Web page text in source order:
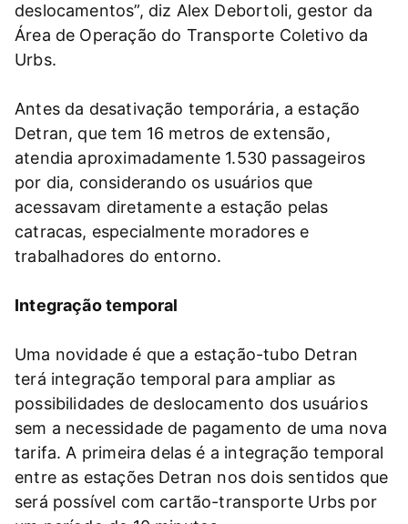
deslocamentos”, diz Alex Debortoli, gestor da
Área de Operação do Transporte Coletivo da
Urbs.
Antes da desativação temporária, a estação
Detran, que tem 16 metros de extensão,
atendia aproximadamente 1.530 passageiros
por dia, considerando os usuários que
acessavam diretamente a estação pelas
catracas, especialmente moradores e
trabalhadores do entorno.
Integração temporal
Uma novidade é que a estação-tubo Detran
terá integração temporal para ampliar as
possibilidades de deslocamento dos usuários
sem a necessidade de pagamento de uma nova
tarifa. A primeira delas é a integração temporal
entre as estações Detran nos dois sentidos que
será possível com cartão-transporte Urbs por